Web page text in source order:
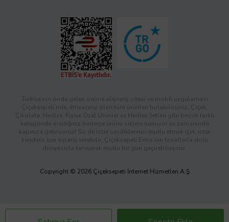
Türkiye’nin önde gelen online alışveriş sitesi ve mobil uygulaması
Çiçeksepeti’nde, ihtiyacınız olan tüm ürünleri bulabilirsiniz. Çiçek,
Çikolata, Hediye, Kişiye Özel Ürünler ve Hediye Setleri gibi birçok farklı
kategoride aradığınız binlerce ürünü sizlere sunuyor ve zamanında
kapınıza getiriyoruz! Siz de ister sevdiklerinizi mutlu etmek için, ister
kendiniz için sipariş verebilir; Çiçeksepeti Extra’nın fırsatlarla dolu
dünyasıyla tanışarak mutlu bir gün geçirebilirsiniz.
Copyright © 2026 Çiçeksepeti İnternet Hizmetleri A.Ş